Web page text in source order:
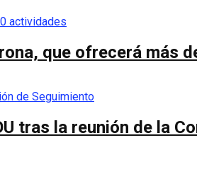
que ofrecerá más
tras la reunión de la